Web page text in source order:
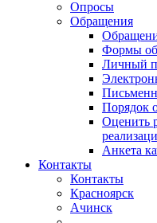
Опросы
Обращения
Формы
Личный
Порядок
Оценить
Анкета
Контакты
Контакты
Красноярск
Ачинск